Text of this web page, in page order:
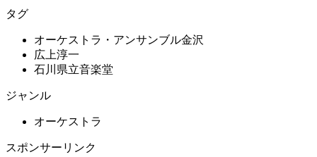
タグ
オーケストラ・アンサンブル金沢
広上淳一
石川県立音楽堂
ジャンル
オーケストラ
スポンサーリンク